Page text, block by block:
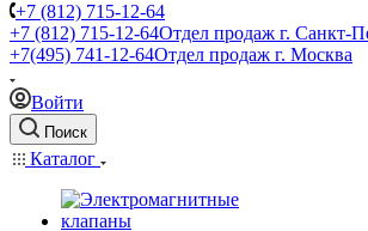
+7 (812) 715-12-64
+7 (812) 715-12-64Отдел продаж г. Санкт-
+7(495) 741-12-64Отдел продаж г. Москва
Войти
Поиск
Каталог